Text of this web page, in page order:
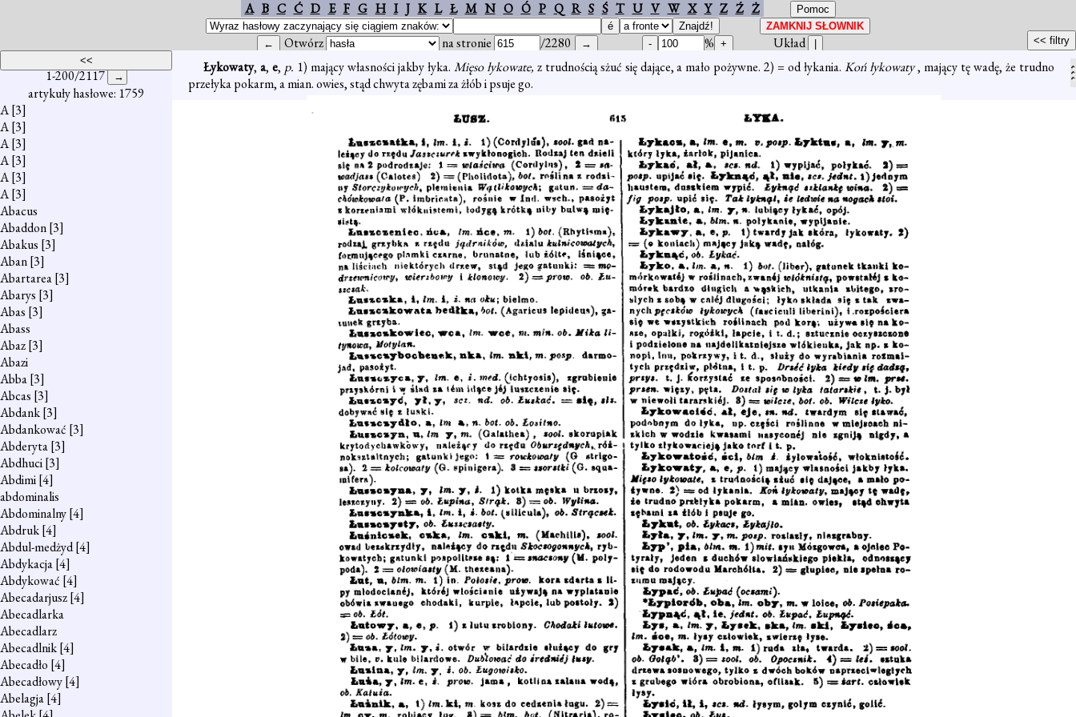
A B C Ć D E F G H I J K L Ł M N O Ó P Q R S Ś T U V W X Y Z Ź Ż
Otwórz na stronie /2280 %
Układ
1-200/2117
artykuły hasłowe: 1759
A[3]
A[3]
A[3]
A[3]
A[3]
A[3]
Abacus
Abaddon[3]
Abakus [3]
Aban[3]
Abartarea[3]
Abarys [3]
Abas [3]
Abass
Abaz[3]
Abazi
Abba[3]
Abcas [3]
Abdank[3]
Abdankować [3]
Abderyta[3]
Abdhuci[3]
Abdimi[4]
abdominalis
Abdominalny[4]
Abdruk[4]
Abdul-medżyd[4]
Abdykacja[4]
Abdykować [4]
Abecadarjusz[4]
Abecadlarka
Abecadlarz
Abecadlnik[4]
Abecadło [4]
Abecadłowy[4]
Abelagja[4]
Łykowaty, a, e, p. 1) mający własności jakby łyka. Mięso łykowate, z trudnością sżuć się dające, a mało pożywne. 2) = od łykania.Koń łykowaty, mający tę wadę, że trudno
przełyka pokarm, a mian. owies, stąd chwyta zębami za żłób i psuje go.